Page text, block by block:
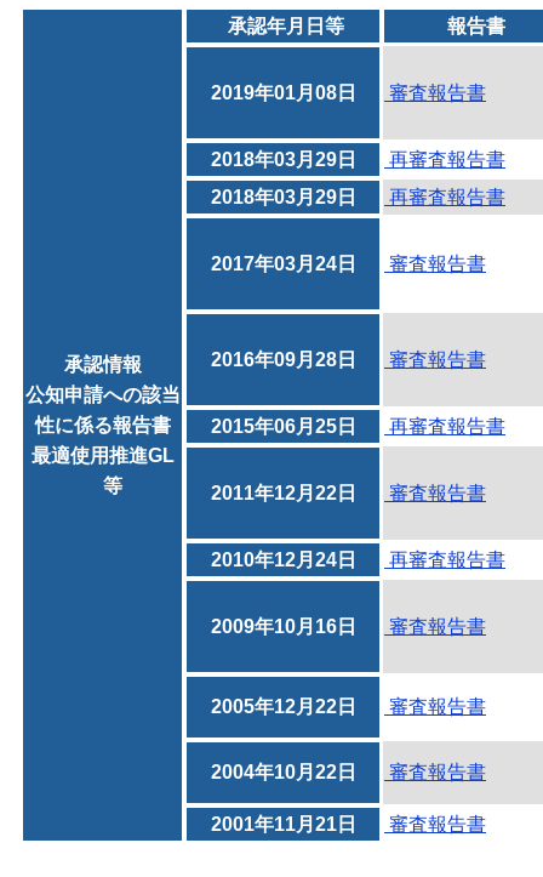
承認情報
公知申請への該当
性に係る報告書
最適使用推進GL
等
承認年月日等 報告書
2019年01月08日 審査報告書
2018年03月29日
再審査報告書
2018年03月29日
再審査報告書
2017年03月24日 審査報告書
2016年09月28日 審査報告書
2015年06月25日 再審査報告書
2011年12月22日 審査報告書
2010年12月24日 再審査報告書
2009年10月16日 審査報告書
2005年12月22日 審査報告書
2004年10月22日 審査報告書
2001年11月21日 審査報告書